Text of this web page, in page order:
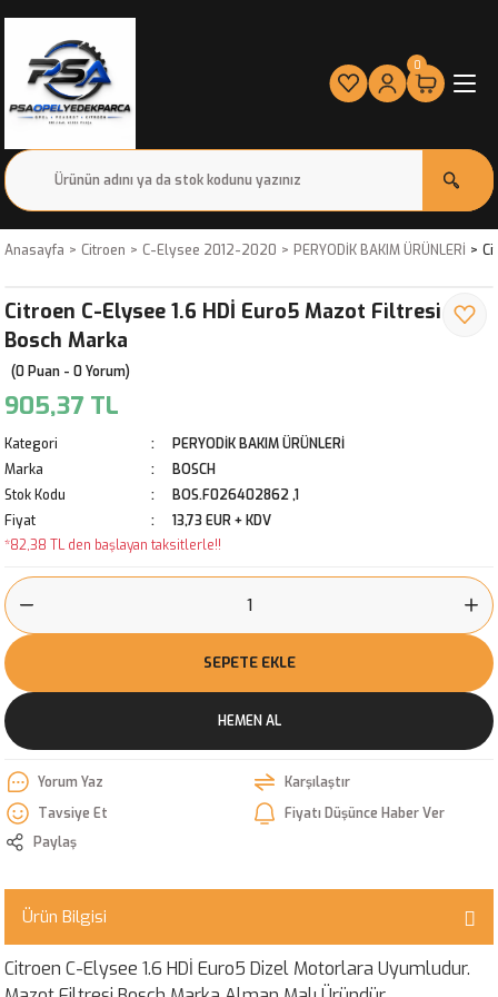
0
Anasayfa Citroen C-Elysee 2012-2020 PERYODİK BAKIM ÜRÜNLERİ
Citroen C-Elysee 1.6 HDİ Euro5 Mazot Filtresi
Bosch Marka
(0 Puan - 0 Yorum)
905,37 TL
Kategori
PERYODİK BAKIM ÜRÜNLERİ
Marka
BOSCH
Stok Kodu
BOS.F026402862 ,1
Fiyat
13,73 EUR + KDV
*82,38 TL den başlayan taksitlerle!!
SEPETE EKLE
HEMEN AL
Yorum Yaz
Karşılaştır
Tavsiye Et
Fiyatı Düşünce Haber Ver
Paylaş
Ürün Bilgisi
Citroen C-Elysee 1.6 HDİ Euro5 Dizel Motorlara Uyumludur.